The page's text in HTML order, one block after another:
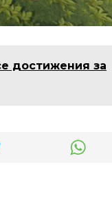
достижения за